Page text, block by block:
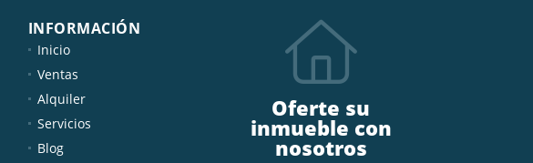
INFORMACIÓN
Inicio
Ventas
Alquiler
Servicios
Blog
Oferte su
inmueble con
nosotros